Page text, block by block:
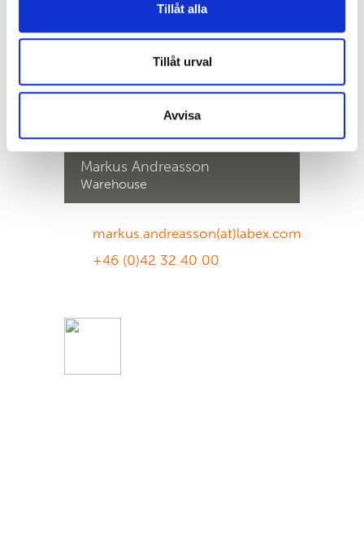
Tillåt alla
Tillåt urval
Avvisa
Markus Andreasson
Warehouse
markus.andreasson(at)labex.com
+46 (0)42 32 40 00